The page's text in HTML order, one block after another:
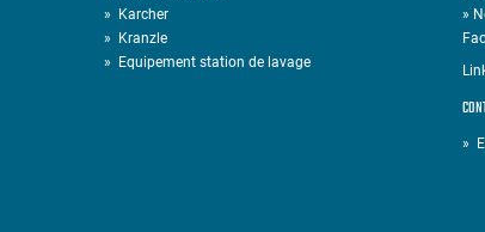
» Karcher
» Kranzle
» Equipement station de lavage
»
»